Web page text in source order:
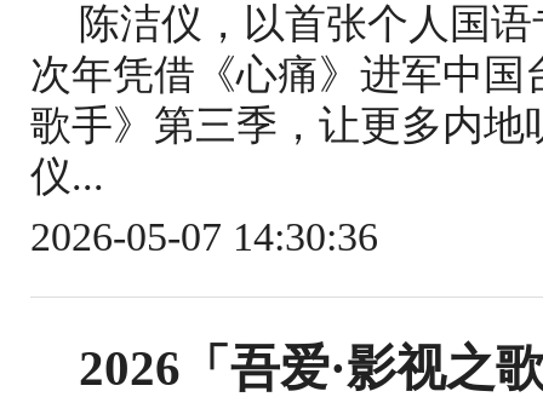
陈洁仪，以首张个人国
次年凭借《心痛》进军中
歌手》第三季，让更多内
仪...
2026-05-07 14:30:36
2026「吾爱·影视之